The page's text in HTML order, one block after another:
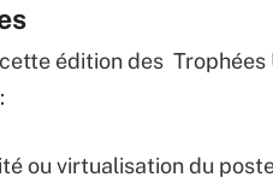
édition des
ou virtualisation du